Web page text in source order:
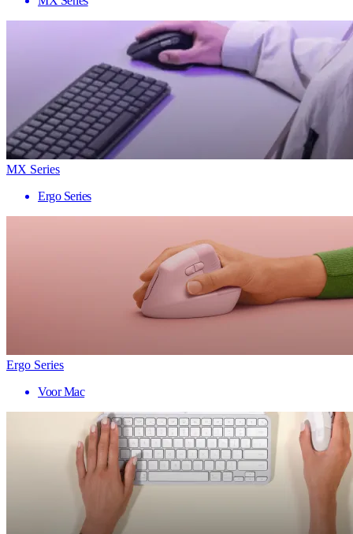
MX Series
Ergo Series
Ergo Series
Voor Mac